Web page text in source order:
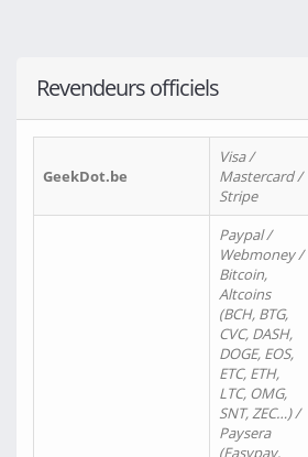
Revendeurs officiels
GeekDot.be
Visa /
Mastercard /
Stripe
Paypal /
Webmoney /
Bitcoin,
Altcoins
(BCH, BTG,
CVC, DASH,
DOGE, EOS,
ETC, ETH,
LTC, OMG,
SNT, ZEC…) /
Paysera
(Easypay,